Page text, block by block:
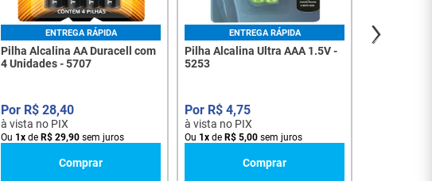
ENTREGA RÁPIDA
Pilha Alcalina AA Duracell com
4 Unidades - 5707
R$ 28,40
à vista no PIX
Ou 1x de R$ 29,90 sem juros
Comprar
ENTREGA RÁPIDA
Pilha Alcalina Ultra AAA 1.5V -
5253
R$ 4,75
à vista no PIX
Ou 1x de R$ 5,00 sem juros
Comprar